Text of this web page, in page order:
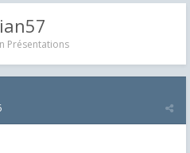
Présentations